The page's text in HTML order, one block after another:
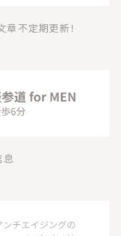
不定期更新！
息